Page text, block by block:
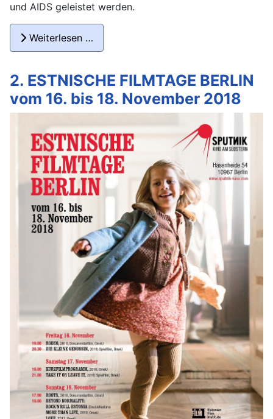
und AIDS geleistet werden.
Weiterlesen …
2. ESTNISCHE FILMTAGE BERLIN
vom 16. bis 18. November 2018